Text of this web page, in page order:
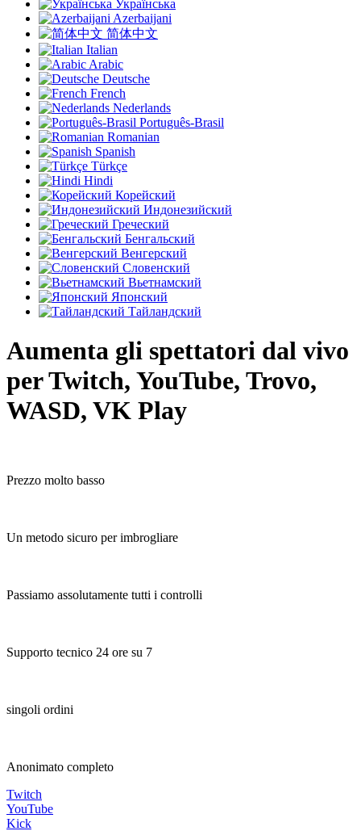
Українська
Azerbaijani
简体中文
Italian
Arabic
Deutsche
French
Nederlands
Português-Brasil
Romanian
Spanish
Türkçe
Hindi
Корейский
Индонезийский
Греческий
Бенгальский
Венгерский
Словенский
Вьетнамский
Японский
Тайландский
Aumenta gli spettatori dal vivo
per Twitch, YouTube, Trovo,
WASD, VK Play
Prezzo molto basso
Un metodo sicuro per imbrogliare
Passiamo assolutamente tutti i controlli
Supporto tecnico 24 ore su 7
singoli ordini
Anonimato completo
Twitch
YouTube
Kick